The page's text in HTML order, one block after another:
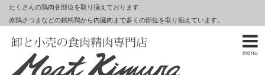
menu
たくさんの鶏肉各部位を取り揃えております
赤鶏さつまなどの銘柄鶏から内臓肉まで多くの部位を取り揃えています。